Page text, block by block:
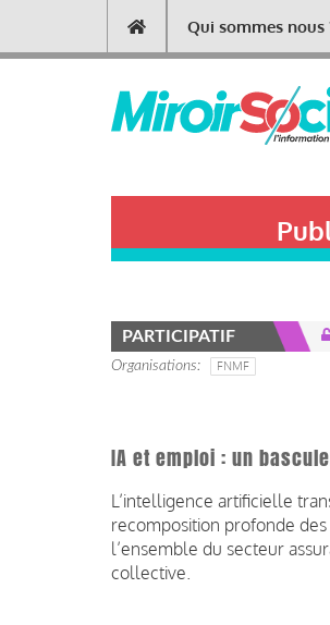
contenu
Main
navigation
Qui sommes nous
PARTICIPATIF
Organisations FNMF
IA et emploi : un
L’intelligence artificielle
recomposition profonde
l’ensemble du secteur
collective.